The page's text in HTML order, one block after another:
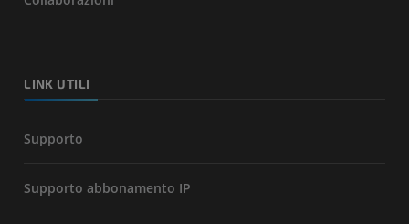
LINK UTILI
Supporto
Supporto abbonamento IP